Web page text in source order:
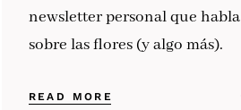
newsletter personal que habla
sobre las flores (y algo más).
READ MORE